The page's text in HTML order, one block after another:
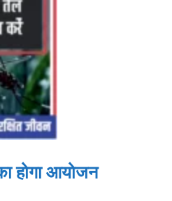
होगा आयोजन